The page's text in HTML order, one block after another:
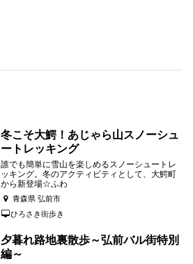
冬こそ大鰐！あじゃら山スノーシュ
ートレッキング
誰でも簡単に雪山を楽しめるスノーシュートレ
ッキング。冬のアクティビティとして、大鰐町
から新登場☆ふわ
青森県 弘前市
ひろさき街歩き
夕暮れ路地裏散歩～弘前バル街特別
編～